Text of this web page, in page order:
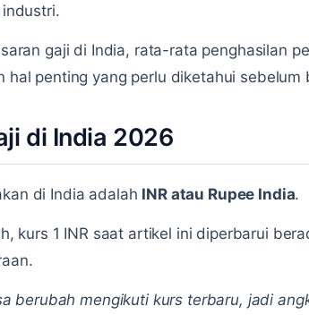
gaji di India, rata-rata penghasilan
hal penting yang perlu diketahui sebelum
di India 2026
di India adalah INR atau Rupee India.
kurs 1 INR saat artikel ini diperbarui
berubah mengikuti kurs terbaru, jadi